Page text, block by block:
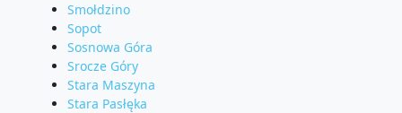
Smołdzino
Sopot
Sosnowa Góra
Srocze Góry
Stara Maszyna
Stara Pasłęka